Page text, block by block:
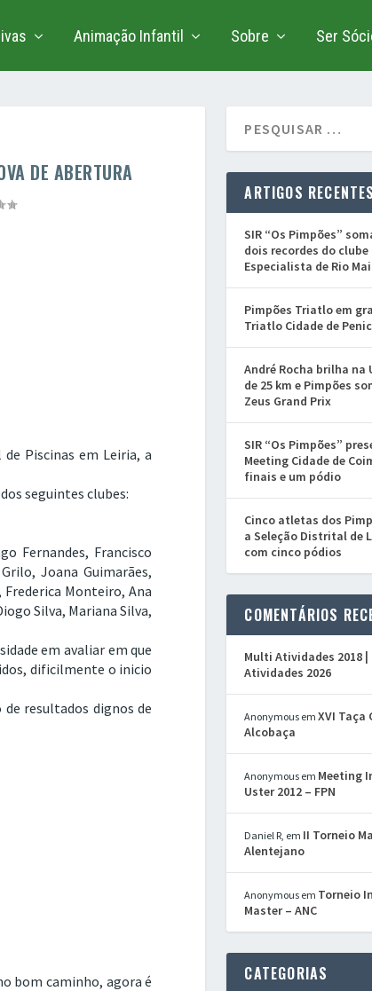
Animação Infantil Sobre Ser
DE ABERTURA
Piscinas em Leiria, a
seguintes clubes:
Fernandes, Francisco
Joana Guimarães,
Monteiro, Ana
Silva, Mariana Silva,
em avaliar em que
dificilmente o inicio
resultados dignos de
bom caminho, agora é
ARTIGOS RECENTES
SIR “Os Pimpões”
dois recordes do
Especialista de Rio
Pimpões Triatlo em
Triatlo Cidade de
André Rocha brilha
de 25 km e Pimpões
Zeus Grand Prix
SIR “Os Pimpões”
Meeting Cidade de
finais e um pódio
Cinco atletas dos
a Seleção Distrital de
com cinco pódios
COMENTÁRIOS
Multi Atividades 2018 |
Atividades 2026
Anonymous emXVI Taça
Alcobaça
Anonymous em Meeting
Uster 2012 – FPN
Daniel R, em II Torneio
Alentejano
Anonymous em Torneio
Master – ANC
CATEGORIAS